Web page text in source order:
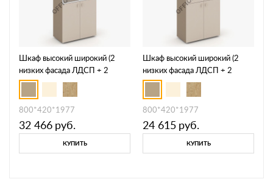
Шкаф высокий широкий (2
низких фасада ЛДСП + 2
средних фасада стекло
Лакобель IVORY / UMBRAв
раме) ES.ST-1.2R I/U
800*420*1977
32 466 руб.
КУПИТЬ
Шкаф высокий широкий (2
низких фасада ЛДСП + 2
средних фасада ЛДСП) ES.ST-
1.3
800*420*1977
24 615 руб.
КУПИТЬ